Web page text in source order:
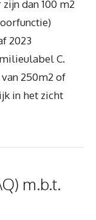
dan 100 m2
2023
C.
250m2 of
in het zicht
m.b.t.